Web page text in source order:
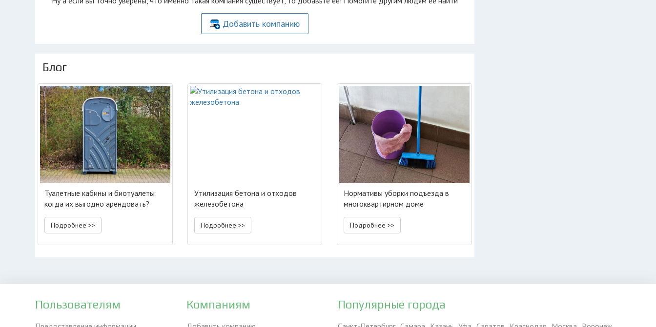
Добавить компанию
Блог
Туалетные кабины и биотуалеты:
когда их выгодно арендовать?
Подробнее >>
Утилизация бетона и отходов
железобетона
Подробнее >>
Нормативы уборки подъезда в
многоквартирном доме
Подробнее >>
Пользователям Компаниям Популярные города